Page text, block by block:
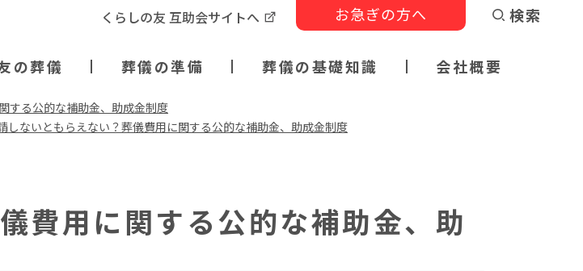
くらしの友 互助会サイトへ お急ぎの方へ
の葬儀 葬儀の準備 葬儀の基礎知識 会社概要
検索
する公的な補助金、助成金制度
しないともらえない？葬儀費用に関する公的な補助金、助成金制度
費用に関する公的な補助金、助